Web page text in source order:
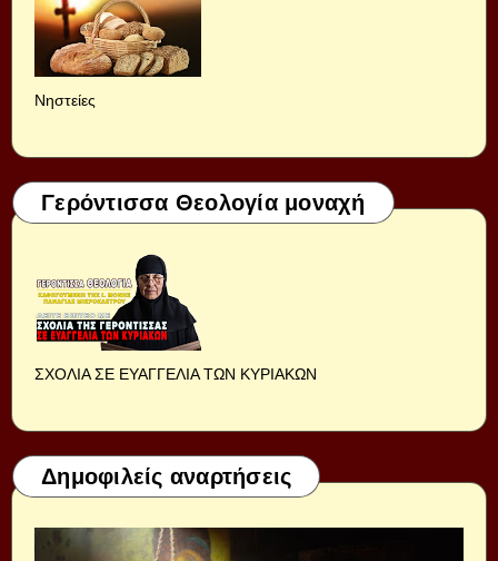
Νηστείες
Γερόντισσα Θεολογία μοναχή
ΣΧΟΛΙΑ ΣΕ ΕΥΑΓΓΕΛΙΑ ΤΩΝ ΚΥΡΙΑΚΩΝ
Δημοφιλείς αναρτήσεις